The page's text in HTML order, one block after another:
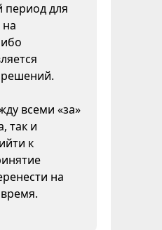
период для
всеми «за»
так и
к
на